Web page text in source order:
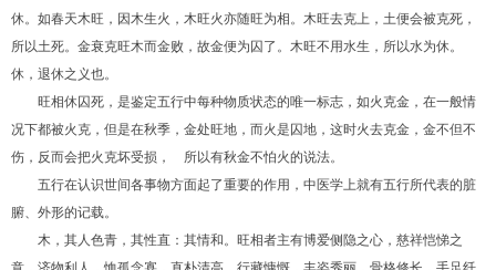
休。如春天木旺，因木生火，木旺火亦随旺为相。木旺去克上，土便会被克死，
所以土死。金衰克旺木而金败，故金便为囚了。木旺不用水生，所以水为休。
休，退休之义也。
旺相休囚死，是鉴定五行中每种物质状态的唯一标志，如火克金，在一般情
况下都被火克，但是在秋季，金处旺地，而火是囚地，这时火去克金，金不但不
伤，反而会把火克坏受损， 所以有秋金不怕火的说法。
五行在认识世间各事物方面起了重要的作用，中医学上就有五行所代表的脏
腑、外形的记载。
木，其人色青，其性直：其情和。旺相者主有博爱侧隐之心，慈祥恺悌之